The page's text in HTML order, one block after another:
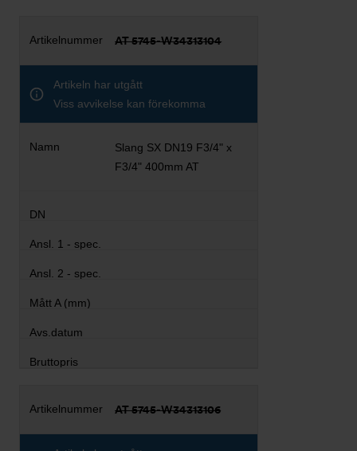
AT 5745-W34313104
Artikeln har utgått
Viss avvikelse kan förekomma
Slang SX DN19 F3/4" x
F3/4" 400mm AT
AT 5745-W34313106